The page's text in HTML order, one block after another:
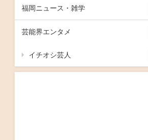
福岡ニュース・雑学
芸能界エンタメ
イチオシ芸人